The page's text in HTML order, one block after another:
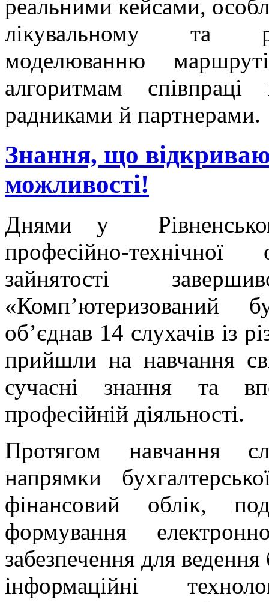
реальними кейсами,
лікувальному та
моделюванню
алгоритмам
радниками й партнерами.
Знання, що
можливості!
Днями у
професійно-
зайнятості
«Комп’ютеризований
об’єднав 14 слухачів із
прийшли на навчання
сучасні знання та
професійній діяльності.
Протягом навчання
напрямки
фінансовий облік,
формування
забезпечення для
інформаційні